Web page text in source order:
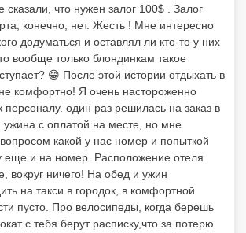
сказали, что нужен залог 100$ . Залог
конечно, нет. Жесть ! Мне интересно
додуматься и оставлял ли кто-то у них
вообще только блондинкам такое
😁 После этой истории отдыхать в
комфортно! Я очень настороженно
персоналу. один раз решилась на заказ в
ужина с оплатой на месте, но мне
какой у нас номер и попыткой
еще и на номер. Расположение отеля
вокруг ничего! На обед и ужин
на такси в городок, в комфортной
пусто. Про велосипеды, когда берешь
с тебя берут расписку,что за потерю